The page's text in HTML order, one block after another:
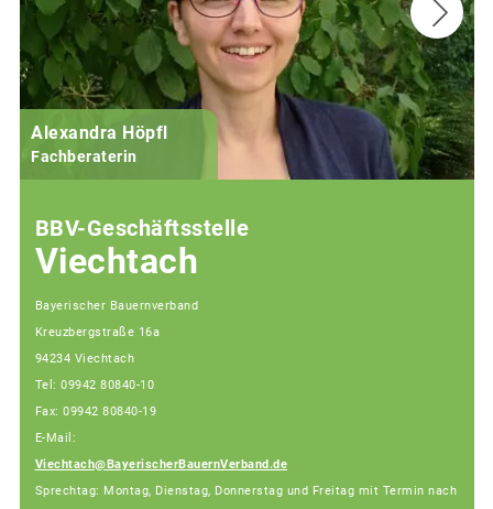
Alexandra Höpfl
Fachberaterin
BBV-Geschäftsstelle
Viechtach
Bayerischer Bauernverband
Kreuzbergstraße 16a
94234 Viechtach
Tel: 09942 80840-10
Fax: 09942 80840-19
E-Mail:
Viechtach@BayerischerBauernVerband.de
Sprechtag: Montag, Dienstag, Donnerstag und Freitag mit Termin nach